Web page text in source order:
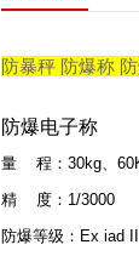
防暴秤 防爆称
防爆电子称
量 程：30kg、
精 度：1/3000
防爆等级：Ex iad